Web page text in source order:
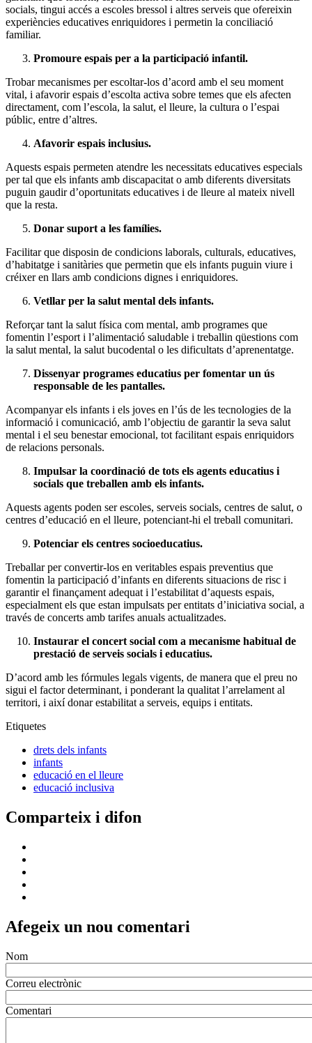
socials, tingui accés a escoles bressol i altres serveis que ofereixin
experiències educatives enriquidores i permetin la conciliació
familiar.
Promoure espais per a la participació infantil.
Trobar mecanismes per escoltar-los d’acord amb el seu moment
vital, i afavorir espais d’escolta activa sobre temes que els afecten
directament, com l’escola, la salut, el lleure, la cultura o l’espai
públic, entre d’altres.
Afavorir espais inclusius.
Aquests espais permeten atendre les necessitats educatives especials
per tal que els infants amb discapacitat o amb diferents diversitats
puguin gaudir d’oportunitats educatives i de lleure al mateix nivell
que la resta.
Donar suport a les famílies.
Facilitar que disposin de condicions laborals, culturals, educatives,
d’habitatge i sanitàries que permetin que els infants puguin viure i
créixer en llars amb condicions dignes i enriquidores.
Vetllar per la salut mental dels infants.
Reforçar tant la salut física com mental, amb programes que
fomentin l’esport i l’alimentació saludable i treballin qüestions com
la salut mental, la salut bucodental o les dificultats d’aprenentatge.
Dissenyar programes educatius per fomentar un ús
responsable de les pantalles.
Acompanyar els infants i els joves en l’ús de les tecnologies de la
informació i comunicació, amb l’objectiu de garantir la seva salut
mental i el seu benestar emocional, tot facilitant espais enriquidors
de relacions personals.
Impulsar la coordinació de tots els agents educatius i
socials que treballen amb els infants.
Aquests agents poden ser escoles, serveis socials, centres de salut, o
centres d’educació en el lleure, potenciant-hi el treball comunitari.
Potenciar els centres socioeducatius.
Treballar per convertir-los en veritables espais preventius que
fomentin la participació d’infants en diferents situacions de risc i
garantir el finançament adequat i l’estabilitat d’aquests espais,
especialment els que estan impulsats per entitats d’iniciativa social, a
través de concerts amb tarifes anuals actualitzades.
Instaurar el concert social com a mecanisme habitual de
prestació de serveis socials i educatius.
D’acord amb les fórmules legals vigents, de manera que el preu no
sigui el factor determinant, i ponderant la qualitat l’arrelament al
territori, i així donar estabilitat a serveis, equips i entitats.
Etiquetes
drets dels infants
infants
educació en el lleure
educació inclusiva
Comparteix i difon
Afegeix un nou comentari
Nom
Correu electrònic
Comentari